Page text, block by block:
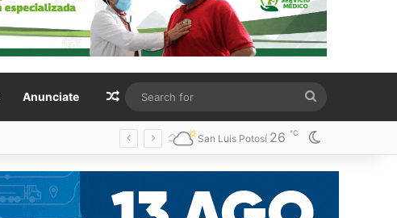
Anunciate Random Article
for
San Luis Potosí 26 ℃